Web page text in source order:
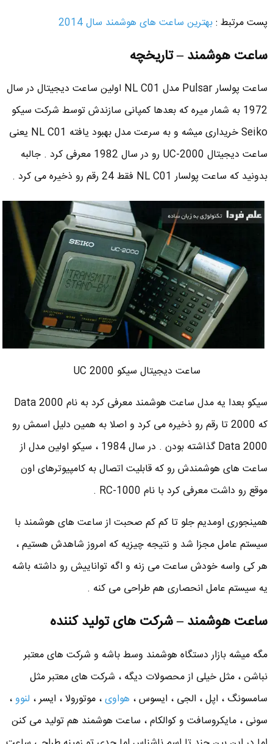
پست مرتبط :بهترین ساعت های هوشمند سال 2014
ساعت هوشمند – تاریخچه
ساعت پولسار Pulsar مدل NL C01 اولین ساعت دیجیتال در سال
1972 به شمار میره که بعدها کمپانی سازندش توسط شرکت سیکو
Seiko خریداری میشه و به سرعت مدل بهبود یافته NL C01 یعنی
ساعت دیجیتال UC-2000 رو در سال 1982 معرفی کرد . جالبه
بدونید که ساعت پولسار NL C01 فقط 24 رقم رو ذخیره می کرد .
ساعت دیجیتال سیکو UC 2000
سیکو بعدا یه مدل ساعت هوشمند معرفی کرد به نام Data 2000
که 2000 تا رقم رو ذخیره می کرد و اصلا به همین دلیل اسمش رو
Data 2000 گذاشته بودن . در سال 1984 ، سیکو اولین مدل از
ساعت های هوشمندش رو که قابلیت اتصال به کامپیوترهای اون
موقع رو داشت معرفی کرد با نام RC-1000 .
همینجوری اومدیم جلو تا کم کم صحبت از ساعت های هوشمند با
سیستم عامل مجزا شد و نتیجه چیزیه که امروز شاهدش هستیم ،
هر کی واسه خودش ساعت می زنه و اگه تواناییش رو داشته باشه
یه سیستم عامل انحصاری هم طراحی می کنه .
ساعت هوشمند – شرکت های تولید کننده
مگه میشه بازار دستگاه هوشمند وسط باشه و شرکت های معتبر
نباشن ، مثل خیلی از محصولات دیگه ، شرکت های معتبر مثل
سامسونگ ، اپل ، الجی ، ایسوس ، هواوی، موتورولا ، ایسر ، لنوو،
سونی ، مایکروسافت و کوالکام ، ساعت هوشمند هم تولید می کنن